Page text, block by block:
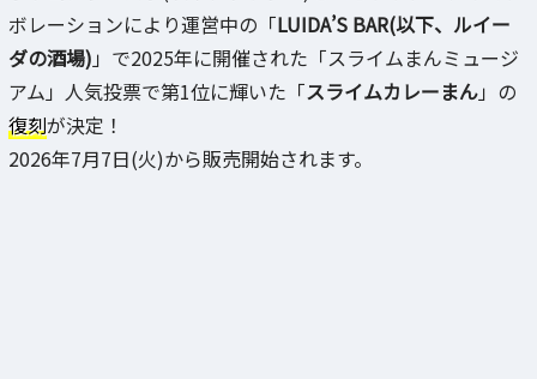
ボレーションにより運営中の「LUIDA’S BAR(以下、ルイー
ダの酒場) 」で2025年に開催された「スライムまんミュージ
アム」人気投票で第1位に輝いた「スライムカレーまん」の
復刻が決定！
2026年7月7日(火)から販売開始されます。